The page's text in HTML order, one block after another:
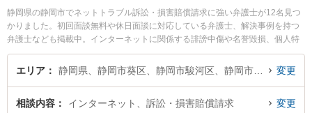
静岡県の静岡市でネットトラブル訴訟・損害賠償請求に強い弁護士が12名見つ
かりました。初回面談無料や休日面談に対応している弁護士、解決事例を持つ
弁護士なども掲載中。インターネットに関係する誹謗中傷や名誉毀損、個人特
定等の細かな分野での絞り込み検索もでき便利です。特に新清水法律事務所の
浅井 裕貴弁護士やミモザ法律事務所の北嶋 太郎弁護士、新静岡駅前法律事務所
のトラブルを今すぐに弁護士に相談したい』『ネットトラブル訴訟・損害賠償
エリア 変更
相談内容 インターネット、訴訟・損害賠償請求 変更